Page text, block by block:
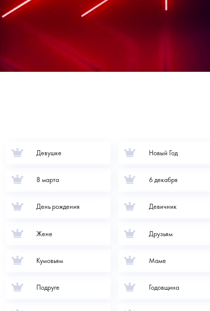
Девушке Новый Год
8 марта 6 декабря
День рождения Девичник
Жене Друзьям
Кумовьям Маме
Подруге Годовщина